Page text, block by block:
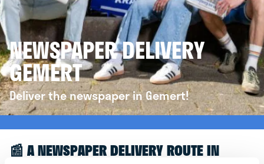
NEWSPAPER DELIVERY
GEMERT
Deliver the newspaper in Gemert!
📰 A NEWSPAPER DELIVERY ROUTE IN